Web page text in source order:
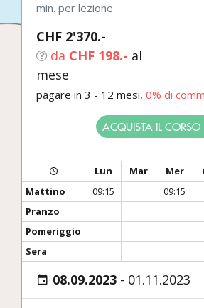
min. per lezione
CHF 2'370.-
da CHF 198.- al
mese
pagare in 3 - 12 mesi, 0% di
ACQUISTA IL CORSO
Lun Mar Mer
Mattino
09:15 09:15
Pranzo
Pomeriggio
Sera
08.09.2023 - 01.11.2023